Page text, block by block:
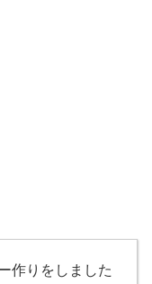
作りをしました